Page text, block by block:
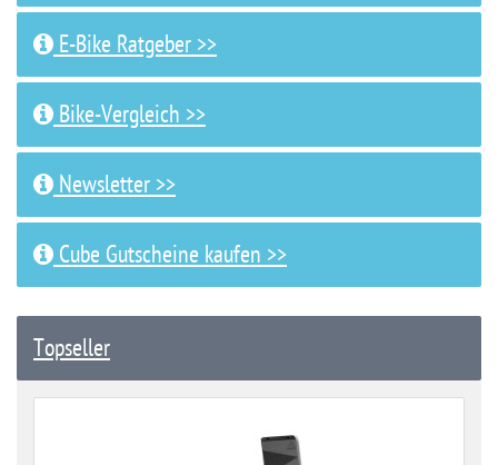
E-Bike Ratgeber >>
Bike-Vergleich >>
Newsletter >>
Cube Gutscheine kaufen >>
Topseller